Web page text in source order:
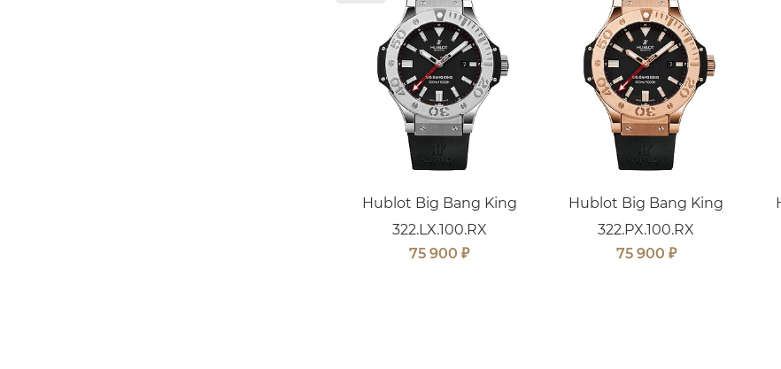
Hublot Big Bang King
322.LX.100.RX
75 900 ₽
Hublot Big Bang King
322.PX.100.RX
75 900 ₽